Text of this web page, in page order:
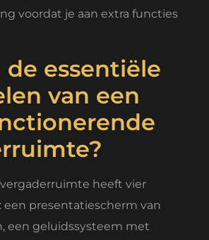
voordat je aan extra functies
essentiële
van een
heeft vier
een presentatiescherm van
een geluidssysteem met